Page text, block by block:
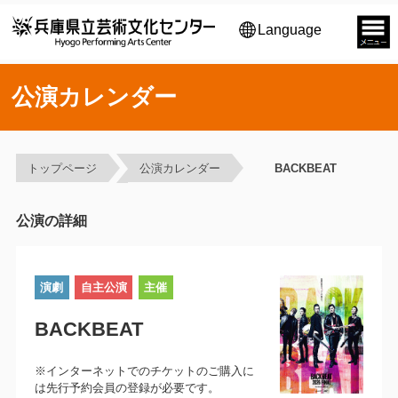
Language
公演カレンダー
トップページ 公演カレンダー BACKBEAT
公演の詳細
演劇 自主公演 主催
BACKBEAT
※インターネットでのチケットのご購入に
は先行予約会員の登録が必要です。